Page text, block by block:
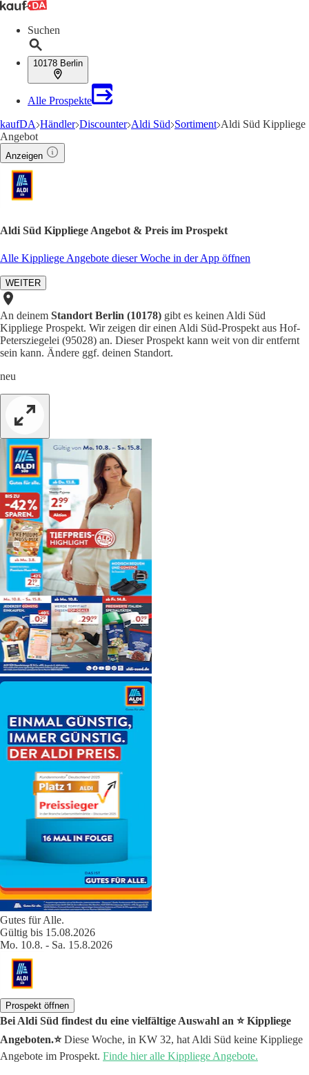
Suchen
10178 Berlin
Alle Prospekte
kaufDA Händler Discounter Aldi Süd Sortiment Aldi Süd Kippliege
Angebot
Anzeigen
Aldi Süd Kippliege Angebot & Preis im Prospekt
Alle Kippliege Angebote dieser Woche in der App öffnen
WEITER
An deinem Standort Berlin (10178) gibt es keinen Aldi Süd
Kippliege Prospekt. Wir zeigen dir einen Aldi Süd-Prospekt aus Hof-
Petersziegelei (95028) an. Dieser Prospekt kann weit von dir entfernt
sein kann. Ändere ggf. deinen Standort.
neu
Gutes für Alle.
Gültig bis 15.08.2026
Mo. 10.8. - Sa. 15.8.2026
Prospekt öffnen
Bei Aldi Süd findest du eine vielfältige Auswahl an ⭐️ Kippliege
Angeboten.⭐️Diese Woche, in KW 32, hat Aldi Süd keine Kippliege
Angebote im Prospekt. Finde hier alle Kippliege Angebote.